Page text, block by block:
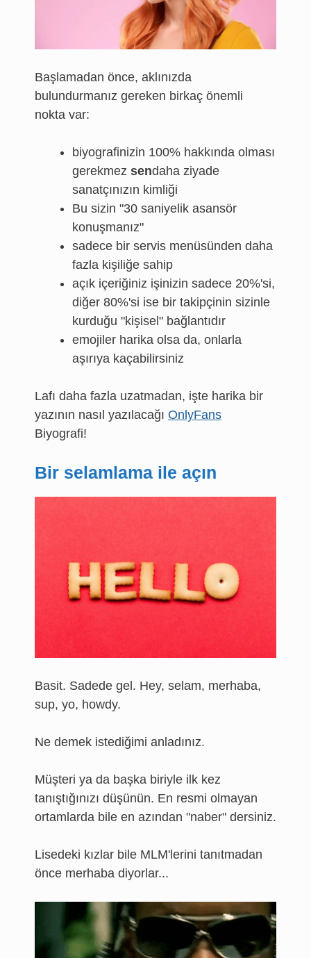
Başlamadan önce, aklınızda
bulundurmanız gereken birkaç önemli
nokta var:
biyografinizin 100% hakkında olması
gerekmez sendaha ziyade
sanatçınızın kimliği
Bu sizin "30 saniyelik asansör
konuşmanız"
sadece bir servis menüsünden daha
fazla kişiliğe sahip
açık içeriğiniz işinizin sadece 20%'si,
diğer 80%'si ise bir takipçinin sizinle
kurduğu "kişisel" bağlantıdır
emojiler harika olsa da, onlarla
aşırıya kaçabilirsiniz
Lafı daha fazla uzatmadan, işte harika bir
yazının nasıl yazılacağı OnlyFans
Biyografi!
Bir selamlama ile açın
Basit. Sadede gel. Hey, selam, merhaba,
sup, yo, howdy.
Ne demek istediğimi anladınız.
Müşteri ya da başka biriyle ilk kez
tanıştığınızı düşünün. En resmi olmayan
ortamlarda bile en azından "naber" dersiniz.
Lisedeki kızlar bile MLM'lerini tanıtmadan
önce merhaba diyorlar...